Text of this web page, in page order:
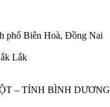
phố Biên Hoà, Đồng Nai
Lắk
– TỈNH BÌNH DƯƠNG